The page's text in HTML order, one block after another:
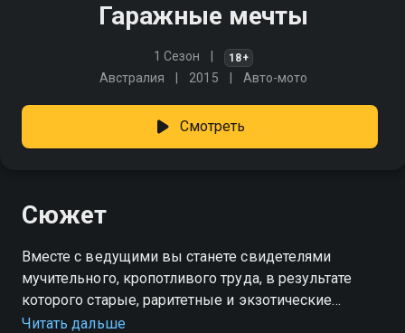
Гаражные мечты
1 Сезон 18+
Австралия 2015 Авто-мото
Смотреть
Сюжет
Вместе с ведущими вы станете свидетелями
мучительного, кропотливого труда, в результате
которого старые, раритетные и экзотические
автомобили, пришедшие в негодность, начинают
Читать дальше